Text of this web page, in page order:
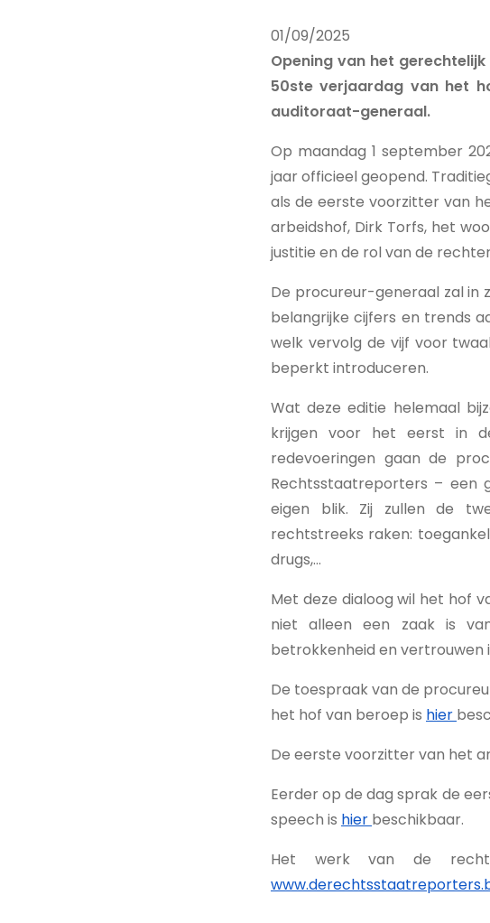
01/09/2025
Opening van het
50ste verjaardag van het
auditoraat-generaal.
Op maandag 1 september
jaar officieel geopend.
als de eerste voorzitter van
arbeidshof, Dirk Torfs, het
justitie en de rol van de
De procureur-generaal zal in
belangrijke cijfers en trends
welk vervolg de vijf voor
beperkt introduceren.
Wat deze editie helemaal
krijgen voor het eerst in
redevoeringen gaan de
Rechtsstaatreporters – een
eigen blik. Zij zullen de
rechtstreeks raken:
drugs,...
Met deze dialoog wil het hof
niet alleen een zaak is
betrokkenheid en vertrouwen
De toespraak van de
het hof van beroep is hier
De eerste voorzitter van het
Eerder op de dag sprak de
speech is hier beschikbaar.
Het werk van de